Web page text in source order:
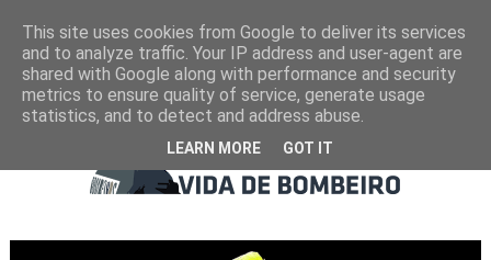
This site uses cookies from Google to deliver its services
and to analyze traffic. Your IP address and user-agent are
shared with Google along with performance and security
metrics to ensure quality of service, generate usage
statistics, and to detect and address abuse.
LEARN MORE GOT IT